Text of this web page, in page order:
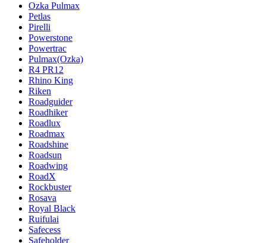
Ozka Pulmax
Petlas
Pirelli
Powerstone
Powertrac
Pulmax(Ozka)
R4 PR12
Rhino King
Riken
Roadguider
Roadhiker
Roadlux
Roadmax
Roadshine
Roadsun
Roadwing
RoadX
Rockbuster
Rosava
Royal Black
Ruifulai
Safecess
Safeholder